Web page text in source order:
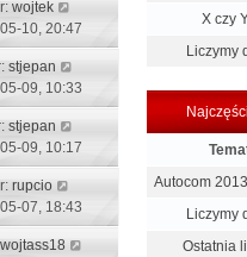
wojtek
10, 20:47
stjepan
09, 10:33
stjepan
09, 10:17
rupcio
07, 18:43
wojtass18
X czy
Liczymy
Autocom
Liczymy
Ostatnia